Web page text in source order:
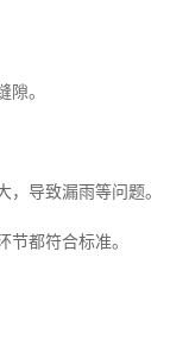
隙。
导致漏雨等问题。
节都符合标准。